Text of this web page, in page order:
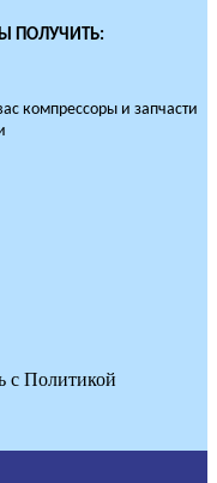
ПОЛУЧИТЬ:
компрессоры и запчасти
с Политикой